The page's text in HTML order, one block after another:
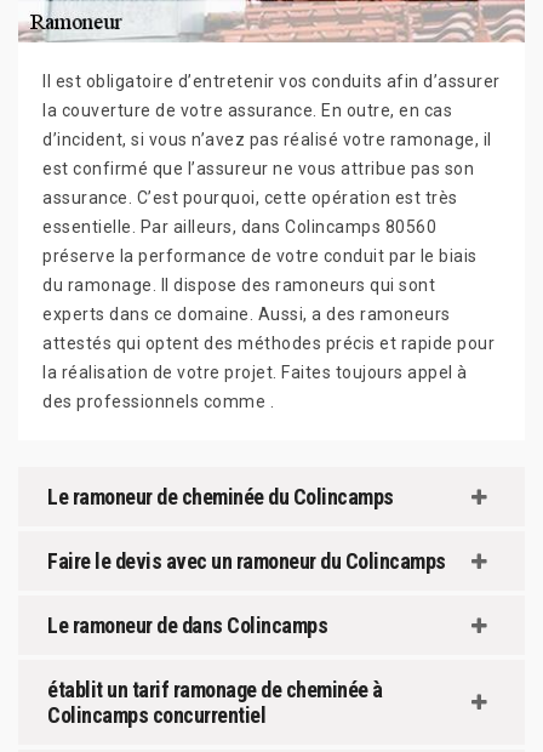
Il est obligatoire d’entretenir vos conduits afin d’assurer
la couverture de votre assurance. En outre, en cas
d’incident, si vous n’avez pas réalisé votre ramonage, il
est confirmé que l’assureur ne vous attribue pas son
assurance. C’est pourquoi, cette opération est très
essentielle. Par ailleurs, dans Colincamps 80560
préserve la performance de votre conduit par le biais
du ramonage. Il dispose des ramoneurs qui sont
experts dans ce domaine. Aussi, a des ramoneurs
attestés qui optent des méthodes précis et rapide pour
la réalisation de votre projet. Faites toujours appel à
des professionnels comme .
Le ramoneur de cheminée du Colincamps
Faire le devis avec un ramoneur du Colincamps
Le ramoneur de dans Colincamps
établit un tarif ramonage de cheminée à
Colincamps concurrentiel